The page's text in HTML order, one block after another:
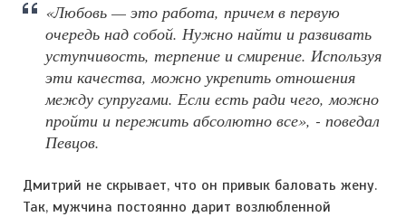
«Любовь — это работа, причем в первую
очередь над собой. Нужно найти и развивать
уступчивость, терпение и смирение. Используя
эти качества, можно укрепить отношения
между супругами. Если есть ради чего, можно
пройти и пережить абсолютно все», - поведал
Певцов.
Дмитрий не скрывает, что он привык баловать жену.
Так, мужчина постоянно дарит возлюбленной